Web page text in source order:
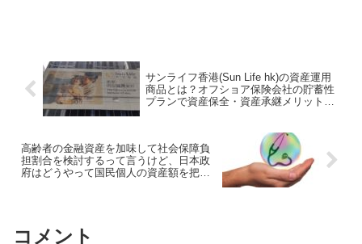
サンライフ香港(Sun Life hk)の資産運用
商品とは？オフショア保険会社の貯蓄性
プランで資産保全・資産承継メリットも
高齢者の金融資産を加味して社会保障負
担割合を検討するって言うけど、日本政
府はどうやって国民個人の資産額を把握
コメント